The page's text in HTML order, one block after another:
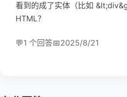
看到的成了实体（比如
HTML？
💬1 个回答📅2025/8/21